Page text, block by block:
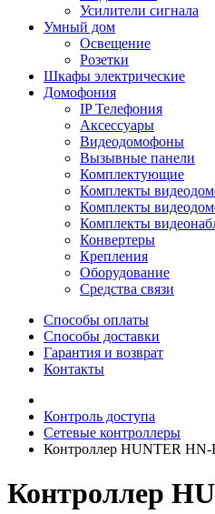
Усилители сигнала
Умный дом
Освещение
Розетки
Шкафы электрические
Домофония
IP Телефония
Аксессуары
Видеодомофоны
Вызывные панели
Комплектующие
Комплекты
Комплекты
Комплекты
Конвертеры
Крепления
Оборудование
Средства связи
Способы оплаты
Способы доставки
Гарантия и возврат
Контакты
Контроль доступа
Сетевые контроллеры
Контроллер HUNTER HN-
Контроллер